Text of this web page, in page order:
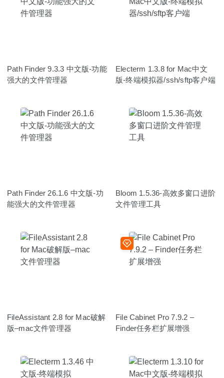
Path Finder 9.3.3 中文版-功能
强大的文件管理器
Electerm 1.3.8 for Mac中文
版-终端模拟器/ssh/sftp客户端
Path Finder 26.1.6 中文版-功
能强大的文件管理器
Bloom 1.5.36-高效多窗口进阶
文件管理工具
FileAssistant 2.8 for Mac破解
版–mac文件管理器
File Cabinet Pro 7.9.2 –
Finder任务栏扩展增强